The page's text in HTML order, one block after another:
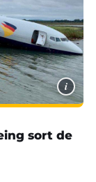
i
sort de